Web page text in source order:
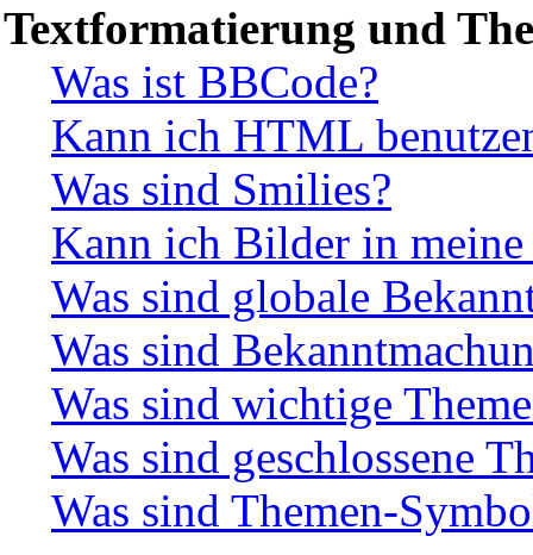
Textformatierung und
Was ist BBCode?
Kann ich HTML
Was sind Smilies?
Kann ich Bilder in
Was sind globale
Was sind
Was sind wichtige
Was sind geschlossene
Was sind Themen-